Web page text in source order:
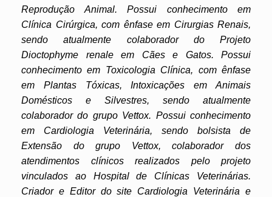
Reprodução Animal. Possui conhecimento em
Clínica Cirúrgica, com ênfase em Cirurgias Renais,
sendo atualmente colaborador do Projeto
Dioctophyme renale em Cães e Gatos. Possui
conhecimento em Toxicologia Clínica, com ênfase
em Plantas Tóxicas, Intoxicações em Animais
Domésticos e Silvestres, sendo atualmente
colaborador do grupo Vettox. Possui conhecimento
em Cardiologia Veterinária, sendo bolsista de
Extensão do grupo Vettox, colaborador dos
atendimentos clínicos realizados pelo projeto
vinculados ao Hospital de Clínicas Veterinárias.
Criador e Editor do site Cardiologia Veterinária e